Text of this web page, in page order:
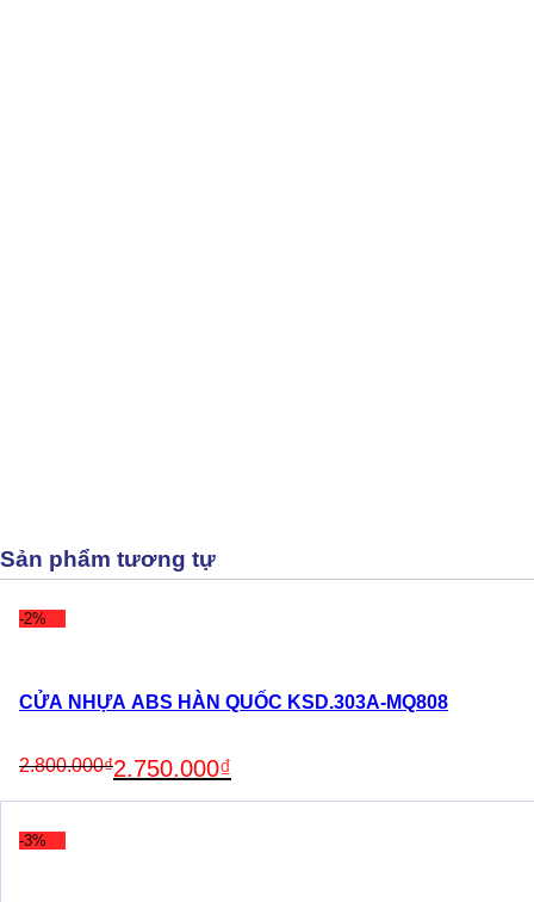
Sản phẩm tương tự
-2%
CỬA NHỰA ABS HÀN QUỐC KSD.303A-MQ808
2.800.000₫
price
was:
2.750.000₫
price
is:
-3%